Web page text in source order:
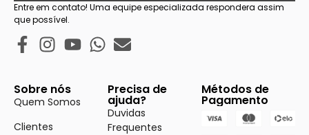
Entre em contato! Uma equipe especializada respondera assim
que possível.
Sobre nós
Quem Somos
Clientes
Precisa de
ajuda?
Duvidas
Frequentes
Métodos de
Pagamento